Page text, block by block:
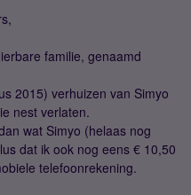
familie, genaamd
2015) verhuizen van Simyo
nest verlaten.
wat Simyo (helaas nog
dat ik ook nog eens € 10,50
telefoonrekening.